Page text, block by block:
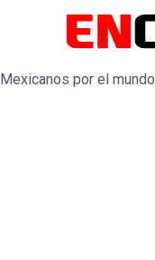
Mexicanos por el mundo